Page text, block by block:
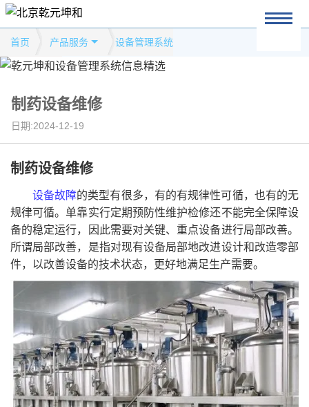
首页 产品服务 设备管理系统
制药设备维修
日期:2024-12-19
制药设备维修
设备故障的类型有很多，有的有规律性可循，也有的无
规律可循。单靠实行定期预防性维护检修还不能完全保障设
备的稳定运行，因此需要对关键、重点设备进行局部改善。
所谓局部改善，是指对现有设备局部地改进设计和改造零部
件，以改善设备的技术状态，更好地满足生产需要。